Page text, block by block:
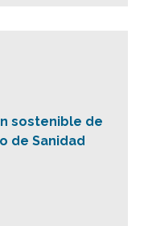
sostenible de
de Sanidad